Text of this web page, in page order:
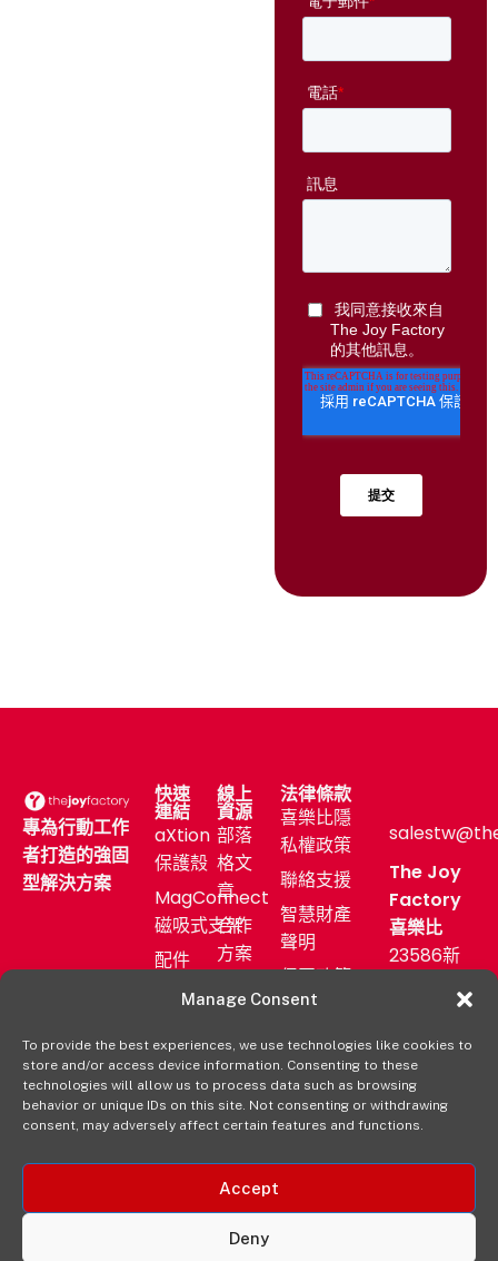
Manage Consent
To provide the best experiences, we use technologies like cookies to
store and/or access device information. Consenting to these
technologies will allow us to process data such as browsing
behavior or unique IDs on this site. Not consenting or withdrawing
consent, may adversely affect certain features and functions.
Accept
Deny
專為行動工作
者打造的強固
型解決方案
快速
連結
aXtion
保護殼
MagConnect
磁吸式支架
配件
產業
購買
aXtion→
線上
資源
部落
格文
章
合作
方案
售後
服務
新聞
發佈
室
通路
法律條款
喜樂比隱
私權政策
聯絡支援
智慧財產
聲明
保固政策
The Joy
Factory
喜樂比
23586新
區中正路
872號11F
(02)
2222-
9827